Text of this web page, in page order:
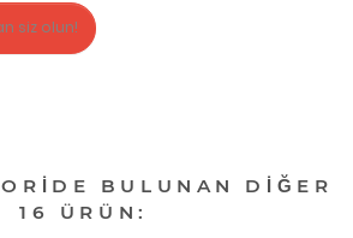
siz olun!
BULUNAN DIĞER
16 ÜRÜN: